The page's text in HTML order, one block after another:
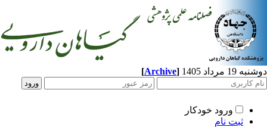
1405
[Archive]
ورود خودکار
ثبت نام